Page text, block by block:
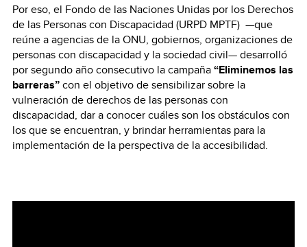
Por eso, el Fondo de las Naciones Unidas por los Derechos
de las Personas con Discapacidad (URPD MPTF) —que
reúne a agencias de la ONU, gobiernos, organizaciones de
personas con discapacidad y la sociedad civil— desarrolló
por segundo año consecutivo la campaña“Eliminemos las
barreras”con el objetivo de sensibilizar sobre la
vulneración de derechos de las personas con
discapacidad, dar a conocer cuáles son los obstáculos con
los que se encuentran, y brindar herramientas para la
implementación de la perspectiva de la accesibilidad.